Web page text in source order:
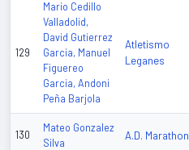
129
Mario Cedillo
Valladolid,
David Gutierrez
Garcia, Manuel
Figuereo
Garcia, Andoni
Peña Barjola
Atletismo
Leganes
130
Mateo Gonzalez
Silva
A.D. Marathon